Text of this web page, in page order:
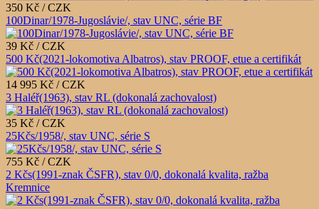
350 Kč / CZK
100Dinar/1978-Jugoslávie/, stav UNC, série BF
39 Kč / CZK
500 Kč(2021-lokomotiva Albatros), stav PROOF, etue a certifikát
14 995 Kč / CZK
3 Haléř(1963), stav RL (dokonalá zachovalost)
35 Kč / CZK
25Kčs/1958/, stav UNC, série S
755 Kč / CZK
2 Kčs(1991-znak ČSFR), stav 0/0, dokonalá kvalita, ražba
Kremnice